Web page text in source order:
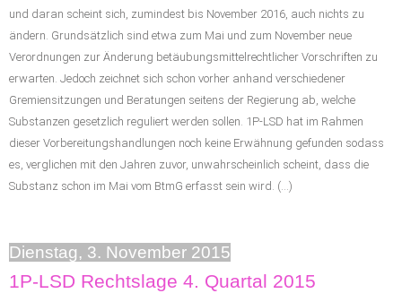
und daran scheint sich, zumindest bis November 2016, auch nichts zu
ändern. Grundsätzlich sind etwa zum Mai und zum November neue
Verordnungen zur Änderung betäubungsmittelrechtlicher Vorschriften zu
erwarten. Jedoch zeichnet sich schon vorher anhand verschiedener
Gremiensitzungen und Beratungen seitens der Regierung ab, welche
Substanzen gesetzlich reguliert werden sollen. 1P-LSD hat im Rahmen
dieser Vorbereitungshandlungen noch keine Erwähnung gefunden sodass
es, verglichen mit den Jahren zuvor, unwahrscheinlich scheint, dass die
Substanz schon im Mai vom BtmG erfasst sein wird. (…)
Dienstag, 3. November 2015
1P-LSD Rechtslage 4. Quartal 2015